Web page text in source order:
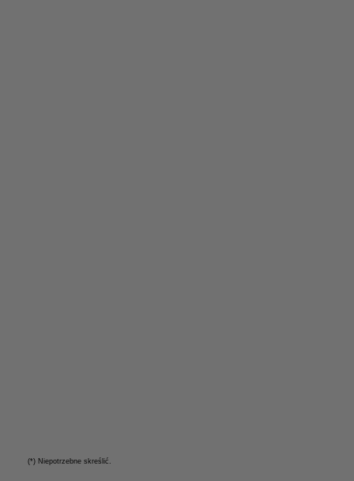
(*) Niepotrzebne skreślić.